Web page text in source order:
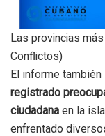
Las provincias
Conflictos)
El informe también
registrado
ciudadana en la
enfrentado